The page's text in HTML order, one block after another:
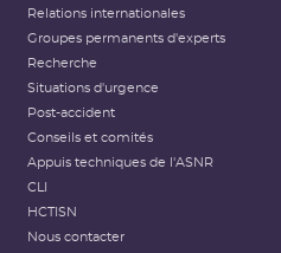
Relations internationales
Groupes permanents d'experts
Recherche
Situations d'urgence
Post-accident
Conseils et comités
Appuis techniques de l'ASNR
CLI
HCTISN
Nous contacter